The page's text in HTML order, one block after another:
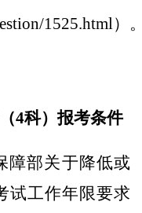
1525.html ）
（4科）报考条件
障部关于降低或
试工作年限要求